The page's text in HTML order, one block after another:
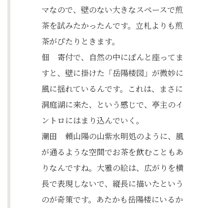
マなので、壁のない大きなスペースで煎
茶を試みたかったんです。立札よりも煎
茶がぴたりときます。
佃 寄付で、自然の中にぽんと座ってま
すと、壁に掛けた「岳陽楼図」が微妙に
風に揺れているんです。これは、まさに
洞庭湖に来た、という感じで、亭主のイ
ントロにはまり込んでいく。
潮田 頼山陽の山紫水明処のように、風
が通るような空間でお茶を飲むこともあ
りなんですね。大雅の絵は、広がりを横
長で表現しないで、縦長に描いたという
のが奇策です。あたかも岳陽楼にいるか